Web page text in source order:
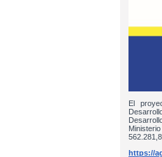
El
https://